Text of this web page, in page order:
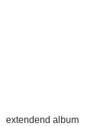
extendend album